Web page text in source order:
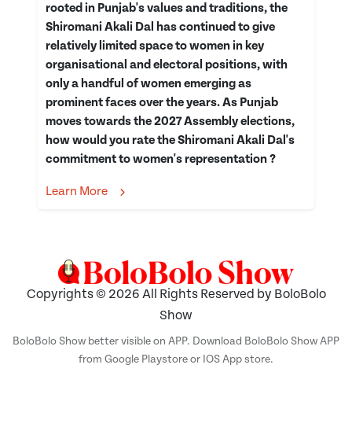
rooted in Punjab's values and traditions, the
Shiromani Akali Dal has continued to give
relatively limited space to women in key
organisational and electoral positions, with
only a handful of women emerging as
prominent faces over the years. As Punjab
moves towards the 2027 Assembly elections,
how would you rate the Shiromani Akali Dal's
commitment to women's representation ?
Learn More
Copyrights © 2026 All Rights Reserved by BoloBolo
Show
BoloBolo Show better visible on APP. Download BoloBolo Show APP
from Google Playstore or IOS App store.